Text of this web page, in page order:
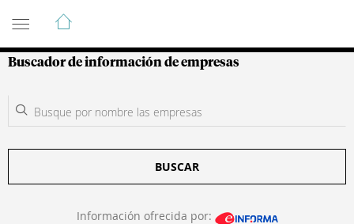
Guía de Empresas Colombianas
Buscador de información de empresas
BUSCAR
Información ofrecida por: